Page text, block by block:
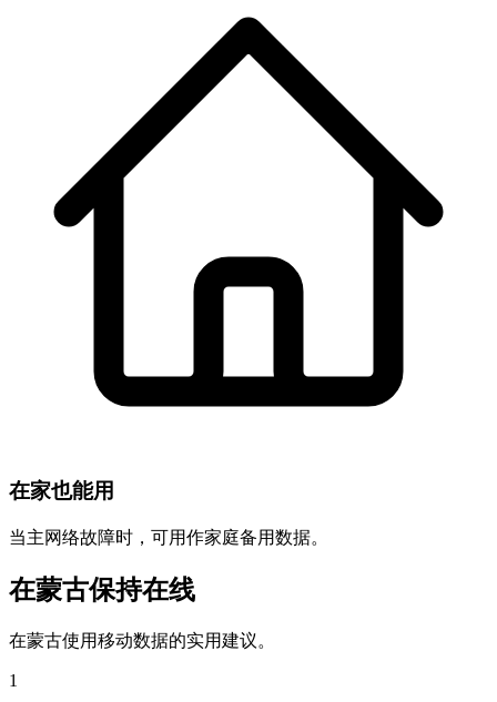
在家也能用
当主网络故障时，可用作家庭备用数据。
在蒙古保持在线
在蒙古使用移动数据的实用建议。
1